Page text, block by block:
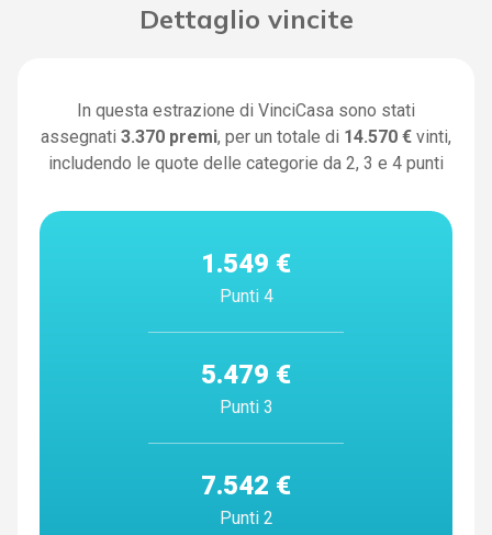
Dettaglio vincite
In questa estrazione di VinciCasa sono stati
assegnati 3.370 premi, per un totale di 14.570 € vinti,
includendo le quote delle categorie da 2, 3 e 4 punti
1.549 €
Punti 4
5.479 €
Punti 3
7.542 €
Punti 2